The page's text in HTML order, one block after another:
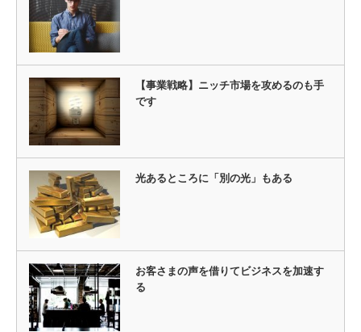
【事業戦略】ニッチ市場を攻めるのも手
です
光あるところに「別の光」もある
お客さまの声を借りてビジネスを加速す
る